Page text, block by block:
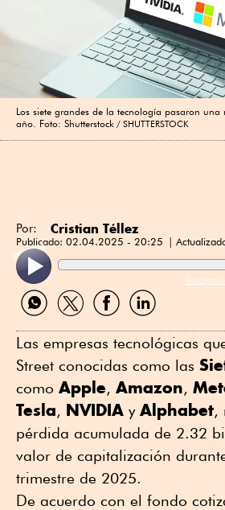
Los siete grandes de la tecnología pasaron una
año. Foto: Shutterstock
SHUTTERSTOCK
Por: Cristian Téllez
Publicado: 02.04.2025 - 20:25
Compartir
por
Compartir
por
Compartir
por
Compartir
por
Las empresas tecnológicas
Street conocidas como las
como Apple, Amazon,
Tesla, NVIDIA y Alphabet,
pérdida acumulada de 2.32
valor de capitalización
trimestre de 2025.
De acuerdo con el fondo